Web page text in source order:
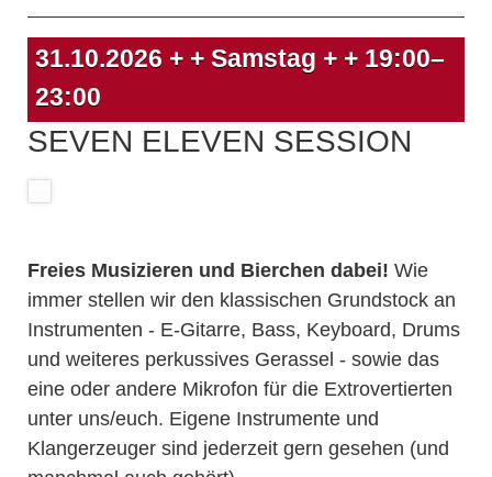
31.10.2026 + + Samstag + + 19:00–
23:00
SEVEN ELEVEN SESSION
Freies Musizieren und Bierchen dabei! Wie
immer stellen wir den klassischen Grundstock an
Instrumenten - E-Gitarre, Bass, Keyboard, Drums
und weiteres perkussives Gerassel - sowie das
eine oder andere Mikrofon für die Extrovertierten
unter uns/euch. Eigene Instrumente und
Klangerzeuger sind jederzeit gern gesehen (und